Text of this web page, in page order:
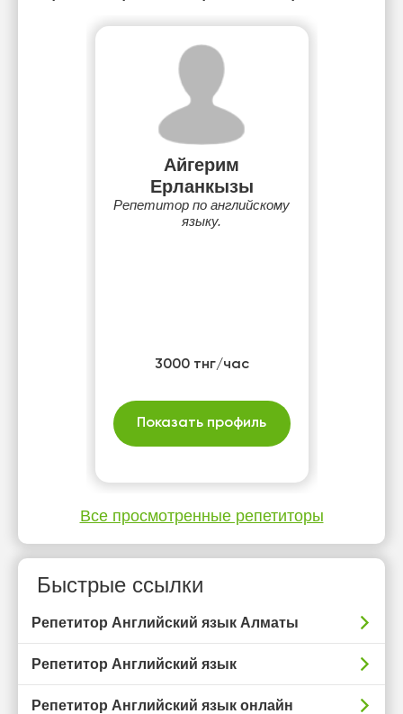
Айгерим
Ерланкызы
Репетитор по английскому
языку.
3000 тнг/час
Показать профиль
Все просмотренные репетиторы
Быстрые ссылки
Репетитор Английский язык Алматы
Репетитор Английский язык
Репетитор Английский язык онлайн